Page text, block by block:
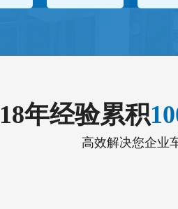
18年经验累积
高效解决您企业